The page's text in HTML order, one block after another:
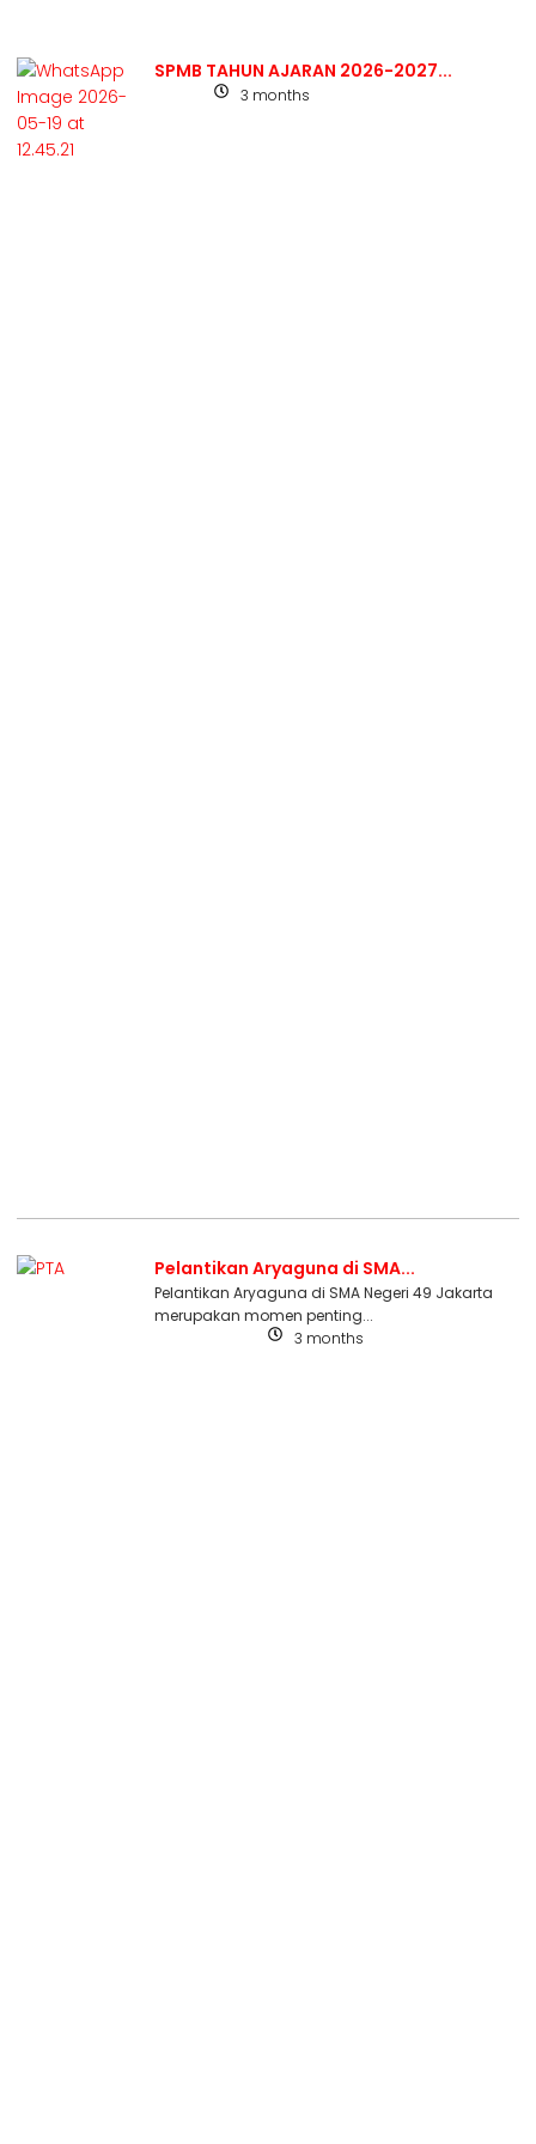
SPMB TAHUN AJARAN 2026-2027...
3 months
Pelantikan Aryaguna di SMA...
Pelantikan Aryaguna di SMA Negeri 49 Jakarta
merupakan momen penting...
3 months